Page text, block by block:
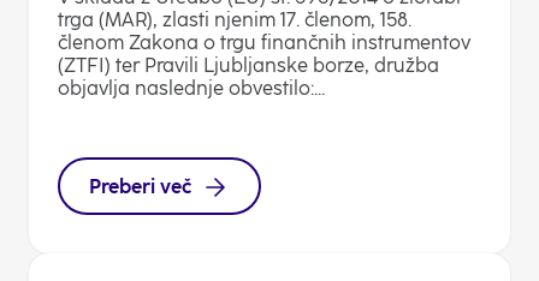
trga (MAR), zlasti njenim 17. členom, 158.
členom Zakona o trgu finančnih instrumentov
(ZTFI) ter Pravili Ljubljanske borze, družba
objavlja naslednje obvestilo:...
Preberi več